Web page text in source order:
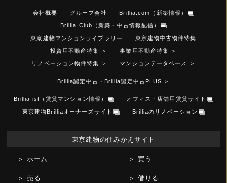
会社概要 グループ会社 Brillia.com（新築情報）
Brillia Club（新築・中古情報配信）
東京建物マンションライブラリー 東京建物中古物件特集
投資用不動産特集 ＞ 事業用不動産特集 ＞
リノベーション物件特集 ＞ マンションデータベース ＞
Brillia認定中古・Brillia認定中古PLUS ＞
Brillia ist（賃貸マンション情報） オフィス・店舗用賃貸サイト
東京建物Brilliaオーナーズサイト Brilliaのリノベーション
東京建物の住みかえサイト
＞ ホーム ＞ 買う
＞ 売る ＞ 借りる